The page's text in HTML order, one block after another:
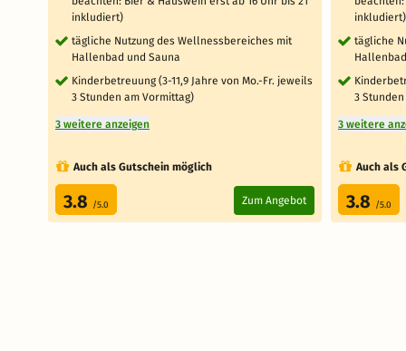
inkludiert)
tägliche Nutzung des Wellnessbereiches mit
Hallenbad und Sauna
Kinderbetreuung (3-11,9 Jahre von Mo.-Fr. jeweils
3 Stunden am Vormittag)
3 weitere anzeigen
Auch als Gutschein möglich
3.8 /5.0 Zum Angebot
inkludiert)
tägliche
3
3 weitere
Auch als
3.8 /5.0